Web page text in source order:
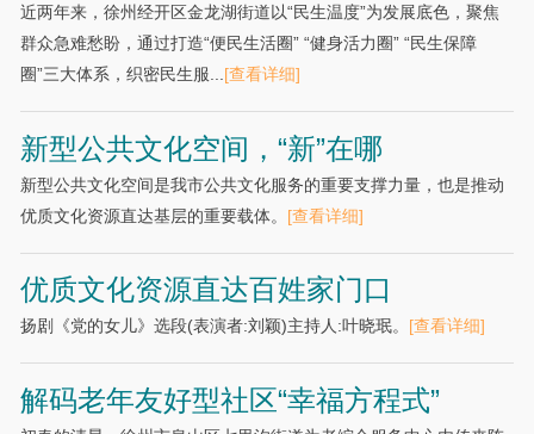
近两年来，徐州经开区金龙湖街道以“民生温度”为发展底色，聚焦
群众急难愁盼，通过打造“便民生活圈” “健身活力圈” “民生保障
圈”三大体系，织密民生服... [查看详细]
新型公共文化空间，“新”在哪
新型公共文化空间是我市公共文化服务的重要支撑力量，也是推动
优质文化资源直达基层的重要载体。 [查看详细]
优质文化资源直达百姓家门口
扬剧《党的女儿》选段(表演者:刘颖)主持人:叶晓珉。 [查看详细]
解码老年友好型社区“幸福方程式”